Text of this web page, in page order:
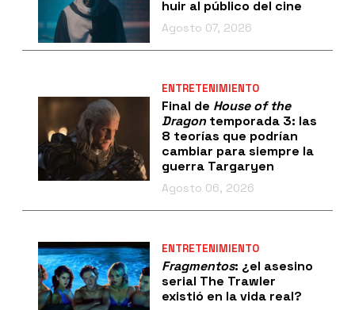
huir al público del cine
Agosto 07, 2026
ENTRETENIMIENTO
Final de House of the
Dragontemporada 3: las
8 teorías que podrían
cambiar para siempre la
guerra Targaryen
Agosto 06, 2026
ENTRETENIMIENTO
Fragmentos: ¿el asesino
serial The Trawler
existió en la vida real?